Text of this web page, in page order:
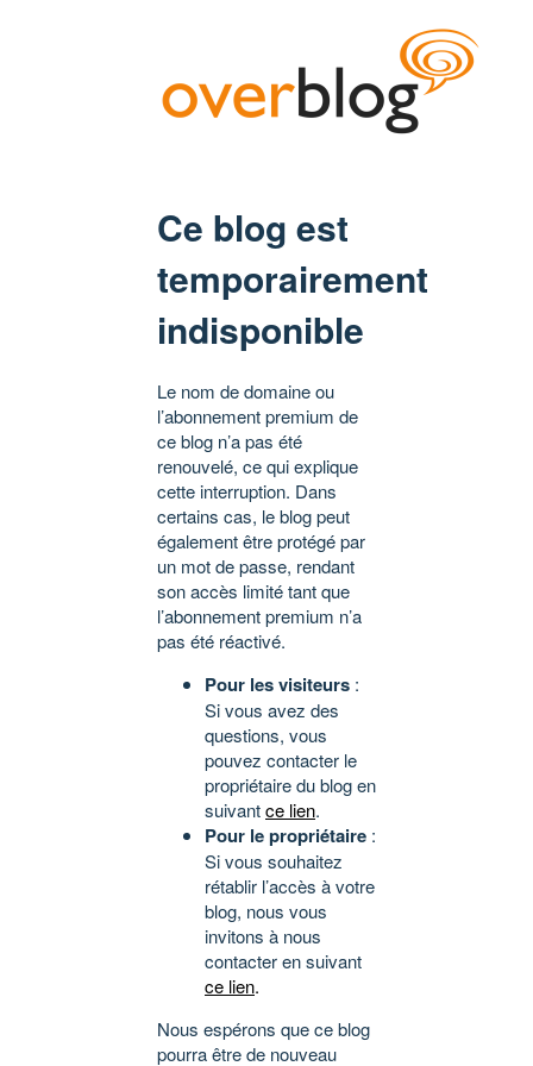
Ce blog est
temporairement
indisponible
Le nom de domaine ou
l’abonnement premium de
ce blog n’a pas été
renouvelé, ce qui explique
cette interruption. Dans
certains cas, le blog peut
également être protégé par
un mot de passe, rendant
son accès limité tant que
l’abonnement premium n’a
pas été réactivé.
Pour les visiteurs :
Si vous avez des
questions, vous
pouvez contacter le
propriétaire du blog en
suivantce lien.
Pour le propriétaire :
Si vous souhaitez
rétablir l’accès à votre
blog, nous vous
invitons à nous
contacter en suivant
ce lien.
Nous espérons que ce blog
pourra être de nouveau